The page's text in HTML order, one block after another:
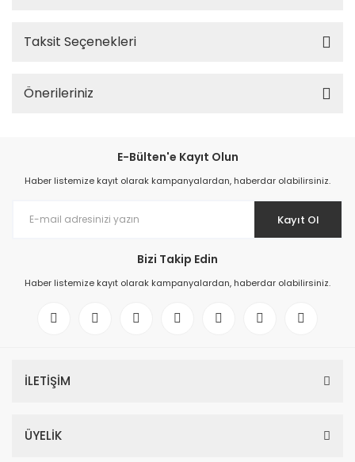
Taksit Seçenekleri
Önerileriniz
E-Bülten'e Kayıt Olun
Haber listemize kayıt olarak kampanyalardan, haberdar olabilirsiniz.
Kayıt Ol
Bizi Takip Edin
Haber listemize kayıt olarak kampanyalardan, haberdar olabilirsiniz.
İLETİŞİM
ÜYELİK